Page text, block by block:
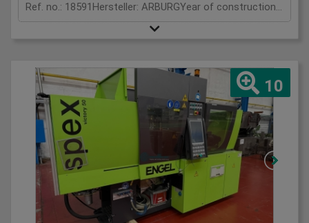
Ref. no.: 18591Hersteller: ARBURGYear of construction: 2005Clamping unitClamping force: 160 tonOpening stroke: 450 mmDistance between tie bars: 520 x 520 mmMould height min.: 250 mmMould height max.: 550 mmOpening width: 700 mmPlaten size (h x v): 695 x 695 mmInjection unitScrew diameter: 45 mmInjection volume: 254 cm³Shot weight: 232 gInjection pressure: 1580 barMeasurements and weightMachine weight: 7100 kgDimensions LxWxH part 1: 5,1 x 1,7 x 2,3 mFurther information:The ARBURG 520 A series is part of the fully electric ALLROUNDER range and is known for its high precision, energy efficiency, and reliability in injection molding processes.These machines are particularly suitable for the production of technical plastic parts with high quality requirements, as well as for applications where repeatability and process stability are essential.Typical features of this series include:* Fully electric drive for all main movements* High energy efficiency compared to hydraulic machines* Excellent injection and positioning accuracy* Quiet and clean operation (also suitable for medical applications)* Low maintenance requirementsThe 520 A series with 160 tons clamping force offers a very good balance between performance and flexibility and is widely used in industries such as automotive supply, medical technology, and technical plastics.ARBURG machines are well known for their durability and long service life, which makes this series highly attractive on the used machinery market.
10